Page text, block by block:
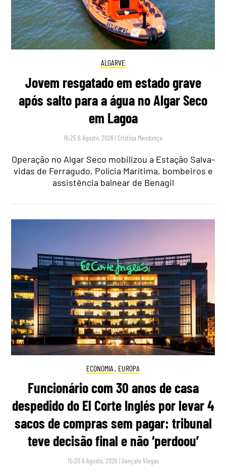
ALGARVE
Jovem resgatado em estado grave
após salto para a água no Algar Seco
em Lagoa
16:25 6 Agosto, 2026 | Cristina Mendonça
Operação no Algar Seco mobilizou a Estação Salva-
vidas de Ferragudo, Polícia Marítima, bombeiros e
assistência balnear de Benagil
ECONOMIA , EUROPA
Funcionário com 30 anos de casa
despedido do El Corte Inglés por levar 4
sacos de compras sem pagar: tribunal
teve decisão final e não ‘perdoou’
15:20 6 Agosto, 2026 | Gonçalo Viegas